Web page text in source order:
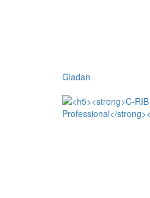
Gladan